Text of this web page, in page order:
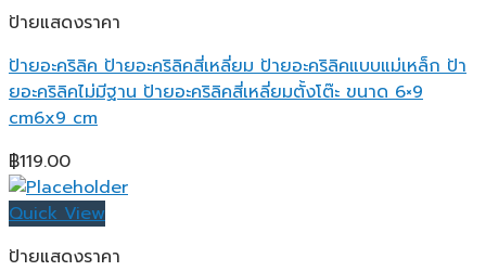
ป้ายแสดงราคา
ป้ายอะคริลิค ป้ายอะคริลิคสี่เหลี่ยม ป้ายอะคริลิคแบบแม่เหล็ก ป้า
ยอะคริลิคไม่มีฐาน ป้ายอะคริลิคสี่เหลี่ยมตั้งโต๊ะ ขนาด 6×9
cm6x9 cm
฿119.00
Quick View
ป้ายแสดงราคา